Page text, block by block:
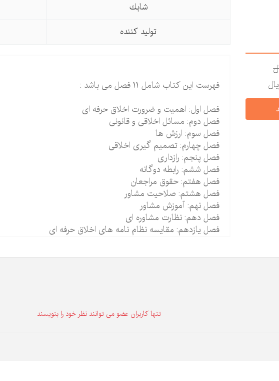
شابك
تولید كننده
فهرست این کتاب شامل 11 فصل می باشد :
فصل اول: اهمیت و ضرورت اخلاق حرفه ای
فصل دوم: مسائل اخلاقی و قانونی
فصل سوم: ارزش ها
فصل چهارم: تصمیم گیری اخلاقی
فصل پنجم: رازداری
فصل ششم: رابطه دوگانه
فصل هفتم: حقوق مراجعان
فصل هشتم: صلاحیت مشاور
فصل نهم: آموزش مشاور
فصل دهم: نظارت مشاوره ای
فصل یازدهم: مقایسه نظام نامه های اخلاق حرفه ای
تنها كاربران عضو می توانند نظر خود را بنویسند